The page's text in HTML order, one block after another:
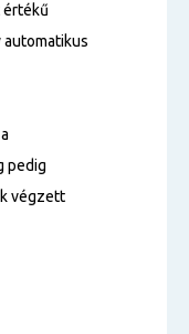
értékű
pedig
végzett